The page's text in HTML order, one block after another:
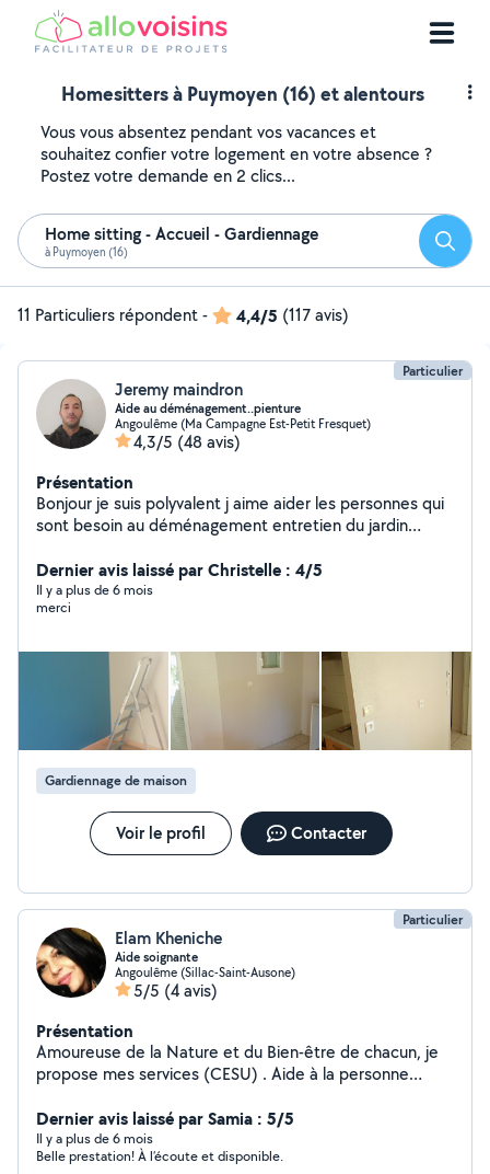
Homesitters à Puymoyen (16) et alentours
Vous vous absentez pendant vos vacances et
souhaitez confier votre logement en votre absence ?
Postez votre demande en 2 clics...
Home sitting - Accueil - Gardiennage
à Puymoyen (16)
11 Particuliers répondent- 4,4/5 (117 avis)
Particulier
Jeremy maindron
Aide au déménagement..pienture
Angoulême (Ma Campagne Est-Petit Fresquet)
4,3/5 (48 avis)
Présentation
Bonjour je suis polyvalent j aime aider les personnes qui
sont besoin au déménagement entretien du jardin
Dernier avis laissé par Christelle : 4/5
Il y a plus de 6 mois
merci
Gardiennage de maison
Voir le profil Contacter
Particulier
Elam Kheniche
Aide soignante
Angoulême (Sillac-Saint-Ausone)
5/5 (4 avis)
Présentation
Amoureuse de la Nature et du Bien-être de chacun, je
propose mes services (CESU) . Aide à la personne
jardinage . Promenade de votre petit compagnon à
quatre pattes
Dernier avis laissé par Samia : 5/5
Il y a plus de 6 mois
Belle prestation! À l’écoute et disponible.